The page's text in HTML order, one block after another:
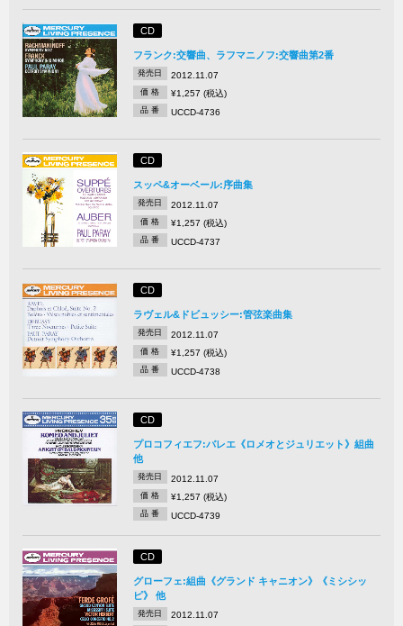
CD
フランク:交響曲、ラフマニノフ:交響曲第2番
発売日 2012.11.07
価 格 ¥1,257 (税込)
品 番 UCCD-4736
CD
スッペ&オーベール:序曲集
発売日 2012.11.07
価 格 ¥1,257 (税込)
品 番 UCCD-4737
CD
ラヴェル&ドビュッシー:管弦楽曲集
発売日 2012.11.07
価 格 ¥1,257 (税込)
品 番 UCCD-4738
CD
プロコフィエフ:バレエ《ロメオとジュリエット》組曲
他
発売日 2012.11.07
価 格 ¥1,257 (税込)
品 番 UCCD-4739
CD
グローフェ:組曲《グランド キャニオン》《ミシシッ
ピ》 他
発売日 2012.11.07